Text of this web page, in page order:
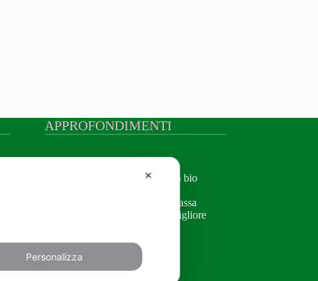
APPROFONDIMENTI
Creme naturali per il viso bio
Crema antirughe pelle grassa
Crema corpo idratante migliore
✕
Personalizza